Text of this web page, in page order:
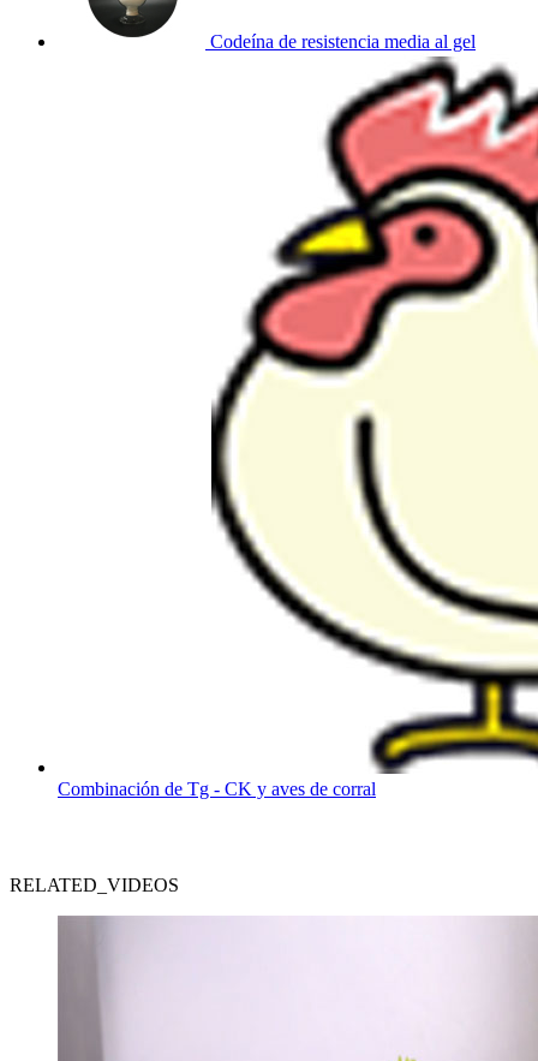
Codeína de resistencia media al gel
Combinación de Tg - CK y aves de corral
RELATED_VIDEOS